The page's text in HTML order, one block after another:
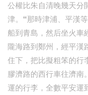
公權比朱自清晚幾天分
津。“那時津浦、平漢
船到青島，然后坐火車
隴海路到鄭州，經平漢
住下，把比擬粗笨的行
膠濟路的西行車往濟南
運的行李，全數平安運